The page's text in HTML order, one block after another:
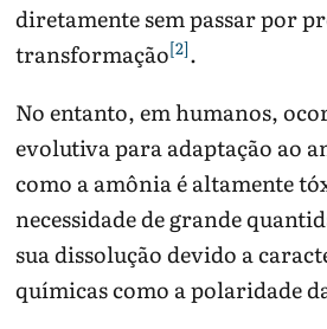
diretamente sem passar por
transformação[2].
No entanto, em humanos,
evolutiva para adaptação ao
como a amônia é altamente
necessidade de grande
sua dissolução devido a
químicas como a polaridade